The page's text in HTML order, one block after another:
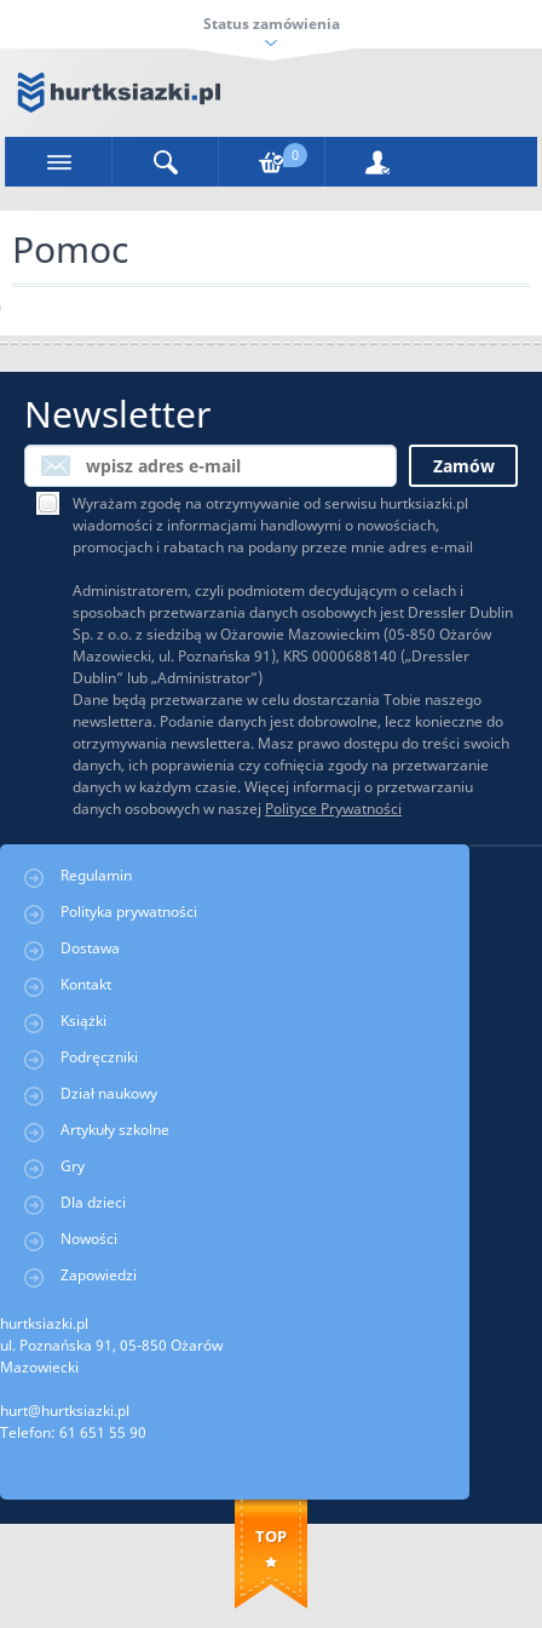
Status zamówienia
0
Pomoc
Newsletter
Wyrażam zgodę na otrzymywanie od serwisu hurtksiazki.pl
wiadomości z informacjami handlowymi o nowościach,
promocjach i rabatach na podany przeze mnie adres e-mail
Administratorem, czyli podmiotem decydującym o celach i
sposobach przetwarzania danych osobowych jest Dressler Dublin
Sp. z o.o. z siedzibą w Ożarowie Mazowieckim (05-850 Ożarów
Mazowiecki, ul. Poznańska 91), KRS 0000688140 („Dressler
Dublin” lub „Administrator”)
Dane będą przetwarzane w celu dostarczania Tobie naszego
newslettera. Podanie danych jest dobrowolne, lecz konieczne do
otrzymywania newslettera. Masz prawo dostępu do treści swoich
danych, ich poprawienia czy cofnięcia zgody na przetwarzanie
danych w każdym czasie. Więcej informacji o przetwarzaniu
danych osobowych w naszej Polityce Prywatności
Regulamin
Polityka prywatności
Dostawa
Kontakt
Książki
Podręczniki
Dział naukowy
Artykuły szkolne
Gry
Dla dzieci
Nowości
Zapowiedzi
hurtksiazki.pl
ul. Poznańska 91, 05-850 Ożarów
Mazowiecki
hurt@hurtksiazki.pl
Telefon: 61 651 55 90
TOP